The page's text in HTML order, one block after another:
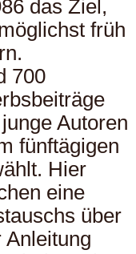
das Ziel,
früh
700
Autoren
fünftägigen
Hier
eine
über
Anleitung